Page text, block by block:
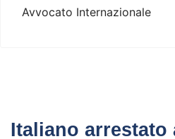
Avvocato Internazionale
Italiano arrestato